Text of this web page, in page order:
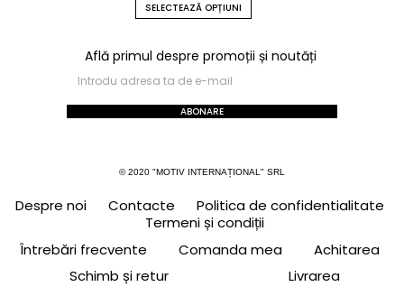
SELECTEAZĂ OPȚIUNI
Află primul despre promoții și noutăți
ABONARE
© 2020 "MOTIV INTERNAȚIONAL" SRL
Despre noi Contacte
Politica de confidentialitate
Termeni și condiții
Întrebări frecvente
Comanda mea
Achitarea
Schimb și retur
Livrarea